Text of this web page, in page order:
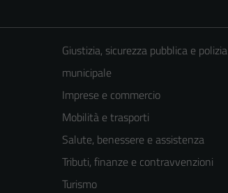
Giustizia, sicurezza pubblica e polizia
municipale
Imprese e commercio
Mobilità e trasporti
Salute, benessere e assistenza
Tributi, finanze e contravvenzioni
Turismo